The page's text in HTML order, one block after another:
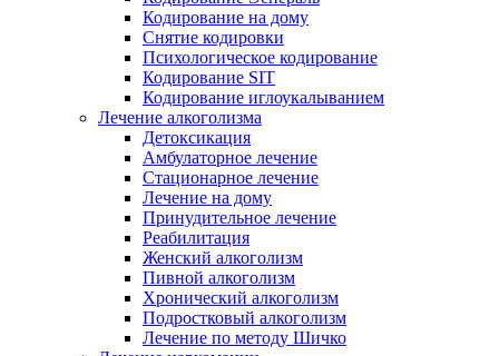
Кодирование на дому
Снятие кодировки
Психологическое кодирование
Кодирование SIT
Кодирование иглоукалыванием
Лечение алкоголизма
Детоксикация
Амбулаторное лечение
Стационарное лечение
Лечение на дому
Принудительное лечение
Реабилитация
Женский алкоголизм
Пивной алкоголизм
Хронический алкоголизм
Подростковый алкоголизм
Лечение по методу Шичко